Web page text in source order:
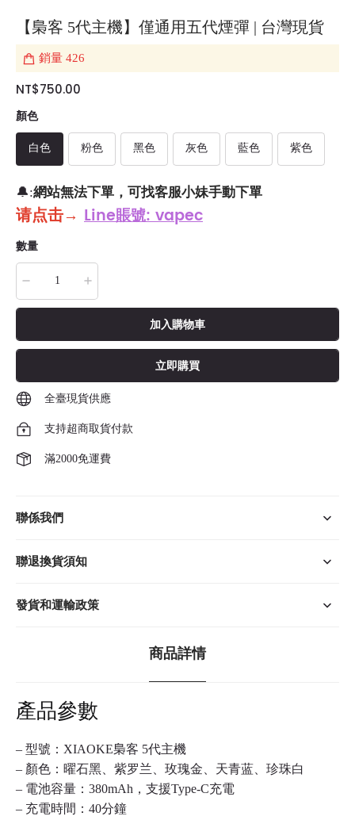
【梟客 5代主機】僅通用五代煙彈 | 台灣現貨
銷量 426
NT$750.00
顏色
白色 粉色 黑色 灰色 藍色 紫色
🔔:網站無法下單，可找客服小妹手動下單
请点击→ Line賬號: vapec
數量
加入購物車
立即購買
全臺現貨供應
支持超商取貨付款
滿2000免運費
聯係我們
聯退換貨須知
發貨和運輸政策
商品詳情
產品參數
– 型號： XIAOKE梟客 5代主機
– 顏色：曜石黑、紫罗兰、玫瑰金、天青蓝、珍珠白
– 電池容量：380mAh，支援Type-C充電
– 充電時間：40分鐘